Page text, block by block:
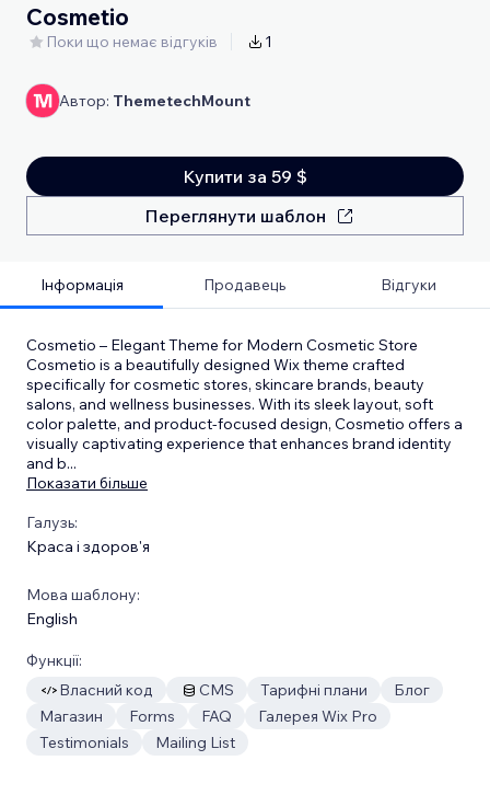
Cosmetio
Поки що немає відгуків 1
Автор: ThemetechMount
Купити за 59 $
Переглянути шаблон
Інформація Продавець Відгуки
Cosmetio – Elegant Theme for Modern Cosmetic Store
Cosmetio is a beautifully designed Wix theme crafted
specifically for cosmetic stores, skincare brands, beauty
salons, and wellness businesses. With its sleek layout, soft
color palette, and product-focused design, Cosmetio offers a
visually captivating experience that enhances brand identity
and b...
Показати більше
Галузь:
Краса і здоров'я
Мова шаблону:
English
Функції:
Власний код
CMS Тарифні плани
Блог
Магазин
Forms FAQ
Галерея Wix Pro
Testimonials
Mailing List